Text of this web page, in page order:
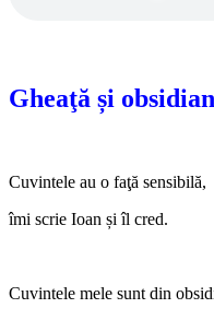
Gheaţă și obsidian
Cuvintele au o faţă sensibilă,
îmi scrie Ioan și îl cred.
Cuvintele mele sunt din